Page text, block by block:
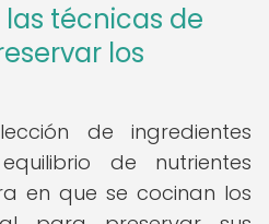
técnicas de
los
de ingredientes
de nutrientes
en que se cocinan los